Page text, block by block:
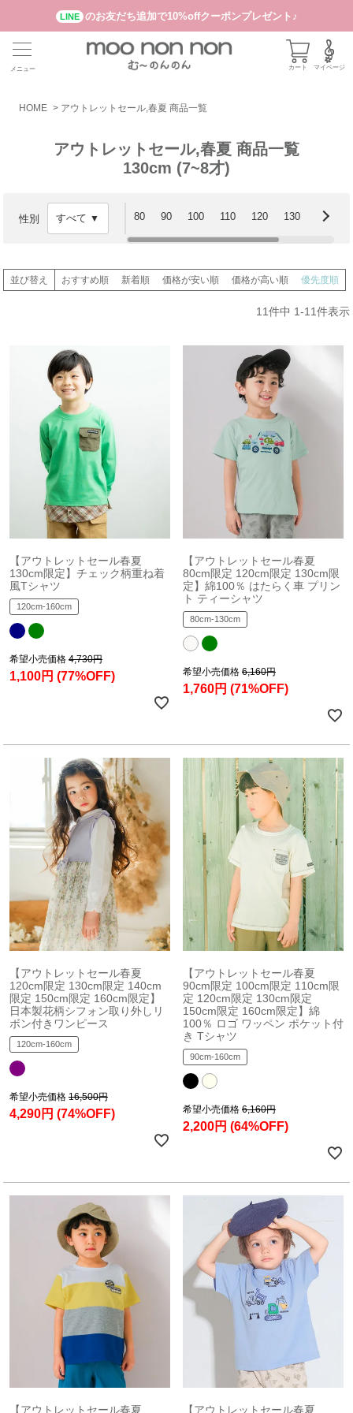
LINE のお友だち追加で10%offクーポンプレゼント♪
カート マイページ
メニュー
HOME アウトレットセール,春夏 商品一覧
アウトレットセール,春夏 商品一覧
130cm (7~8才)
性別 80 90 100 110 120 130 140
並び替え おすすめ順 新着順 価格が安い順 価格が高い順 優先度順
11件中 1-11件表示
【アウトレットセール春夏
130cm限定】チェック柄重ね着
風Tシャツ
120cm-160cm
希望小売価格 4,730円
1,100円 (77%OFF)
【アウトレットセール春夏
80cm限定 120cm限定 130cm限
定】綿100％ はたらく車 プリン
ト ティーシャツ
80cm-130cm
希望小売価格 6,160円
1,760円 (71%OFF)
【アウトレットセール春夏
120cm限定 130cm限定 140cm
限定 150cm限定 160cm限定】
日本製花柄シフォン取り外しリ
ボン付きワンピース
120cm-160cm
希望小売価格 16,500円
4,290円 (74%OFF)
【アウトレットセール春夏
90cm限定 100cm限定 110cm限
定 120cm限定 130cm限定
150cm限定 160cm限定】綿
100％ ロゴ ワッペン ポケット付
き Tシャツ
90cm-160cm
希望小売価格 6,160円
2,200円 (64%OFF)
【アウトレットセール春夏 【アウトレットセール春夏